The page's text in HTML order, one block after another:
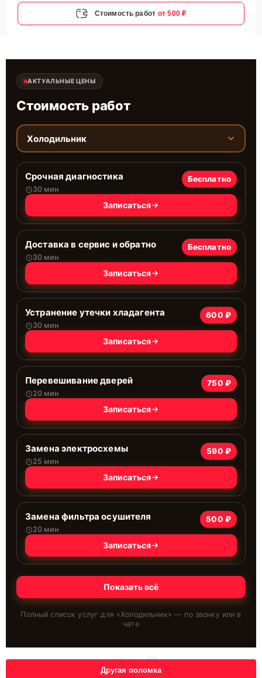
Стоимость работ от 500 ₽
АКТУАЛЬНЫЕ ЦЕНЫ
Стоимость работ
Холодильник
Срочная диагностика
30 мин
Бесплатно
Записаться
Доставка в сервис и обратно
30 мин
Бесплатно
Записаться
Устранение утечки хладагента
30 мин
600 ₽
Записаться
Перевешивание дверей
20 мин
750 ₽
Записаться
Замена электросхемы
25 мин
590 ₽
Записаться
Замена фильтра осушителя
20 мин
500 ₽
Записаться
Показать всё
Полный список услуг для «Холодильник» — по звонку или в
чате
Другая поломка